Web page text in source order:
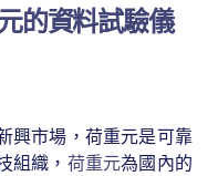
的資料試驗儀
興市場，荷重元是可靠
組織， 荷重元為國內的